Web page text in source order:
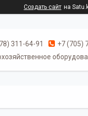
Создать сайт на
311-64-91
+7 (705)